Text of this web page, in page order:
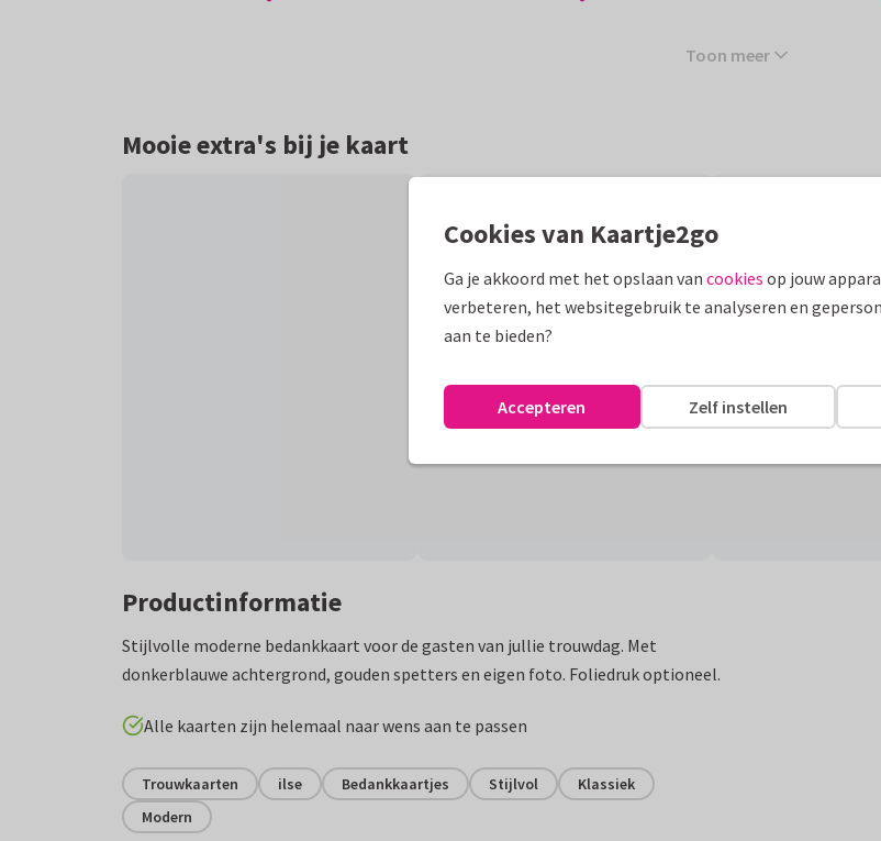
Toon meer
Mooie extra's bij je kaart
Productinformatie
Stijlvolle moderne bedankkaart voor de gasten van jullie trouwdag. Met
donkerblauwe achtergrond, gouden spetters en eigen foto. Foliedruk optioneel.
Alle kaarten zijn helemaal naar wens aan te passen
Trouwkaarten ilse Bedankkaartjes Stijlvol
Klassiek
Modern
Cookies van Kaartje2go
Ga je akkoord met het opslaan van cookies op jouw
verbeteren, het websitegebruik te analyseren en
aan te bieden?
Zelf instellen
Accepteren